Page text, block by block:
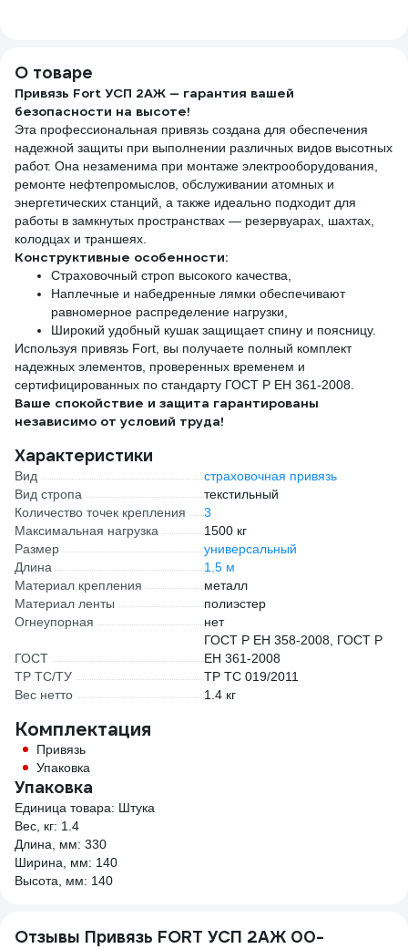
О товаре
Привязь Fort УСП 2АЖ — гарантия вашей
безопасности на высоте!
Эта профессиональная привязь создана для обеспечения
надежной защиты при выполнении различных видов высотных
работ. Она незаменима при монтаже электрооборудования,
ремонте нефтепромыслов, обслуживании атомных и
энергетических станций, а также идеально подходит для
работы в замкнутых пространствах — резервуарах, шахтах,
колодцах и траншеях.
Конструктивные особенности:
Страховочный строп высокого качества,
Наплечные и набедренные лямки обеспечивают
равномерное распределение нагрузки,
Широкий удобный кушак защищает спину и поясницу.
Используя привязь Fort, вы получаете полный комплект
надежных элементов, проверенных временем и
сертифицированных по стандарту ГОСТ Р ЕН 361-2008.
Ваше спокойствие и защита гарантированы
независимо от условий труда!
Характеристики
Вид
страховочная привязь
Вид стропа
текстильный
Количество точек крепления
3
Максимальная нагрузка
1500 кг
Размер
универсальный
Длина
1.5 м
Материал крепления
металл
Материал ленты
полиэстер
Огнеупорная
нет
ГОСТ
ГОСТ Р ЕН 358-2008, ГОСТ Р
ЕН 361-2008
ТР ТС/ТУ
ТР ТС 019/2011
Вес нетто
1.4 кг
Комплектация
Привязь
Упаковка
Упаковка
Единица товара: Штука
Вес, кг: 1.4
Длина, мм: 330
Ширина, мм: 140
Высота, мм: 140
Отзывы Привязь FORT УСП 2АЖ 00-